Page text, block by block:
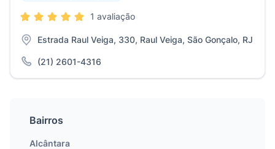
1 avaliação
Estrada Raul Veiga, 330, Raul Veiga, São Gonçalo, RJ
(21) 2601-4316
Bairros
Alcântara